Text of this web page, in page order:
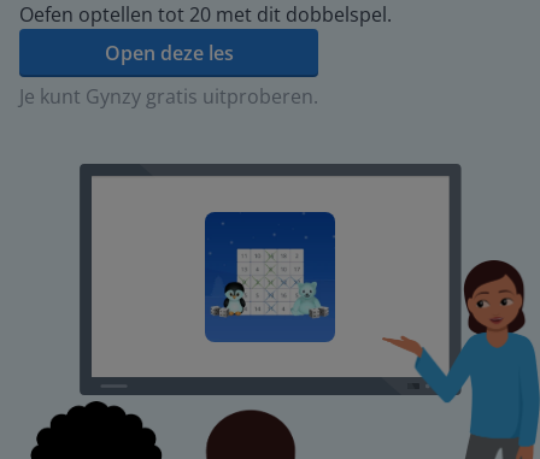
Oefen optellen tot 20 met dit dobbelspel.
Open deze les
Je kunt Gynzy gratis uitproberen.